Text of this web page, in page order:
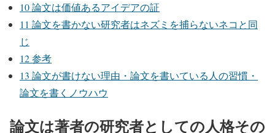
10論文は価値あるアイデアの証
11 論文を書かない研究者はネズミを捕らないネコと同
じ
12参考
13 論文が書けない理由・論文を書いている人の習慣・
論文を書くノウハウ
論文は著者の研究者としての人格その